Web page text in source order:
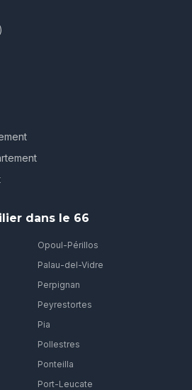
dans le 66
Opoul-Périllos
Palau-del-Vidre
Perpignan
Peyrestortes
Pia
Pollestres
Ponteilla
Port-Leucate